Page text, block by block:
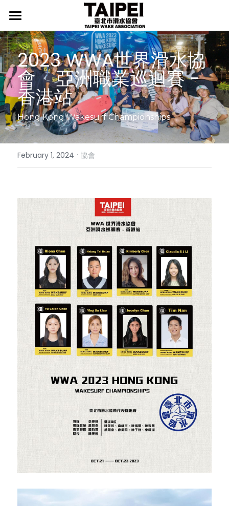
首頁
最新消息
行事曆
新聞發佈
協會介紹
協會宗旨
協會起源
組織架構
臺北滑水隊
臺北滑水隊介紹
師資介紹
歷年成績
相關辦法
LEVEL證照
檢定榜單
國際賽事規則
個人入會辦法
團體入會辦法
國際媒體
國際賽事影片
國內賽事新聞
國內賽事影片
國內賽事集錦
國際培訓集錦
國內培訓集錦
2023 WWA世界滑水協
會    亞洲職業巡迴賽 -
香港站
Hong Kong Wakesurf Championships
February 1, 2024 · 協會